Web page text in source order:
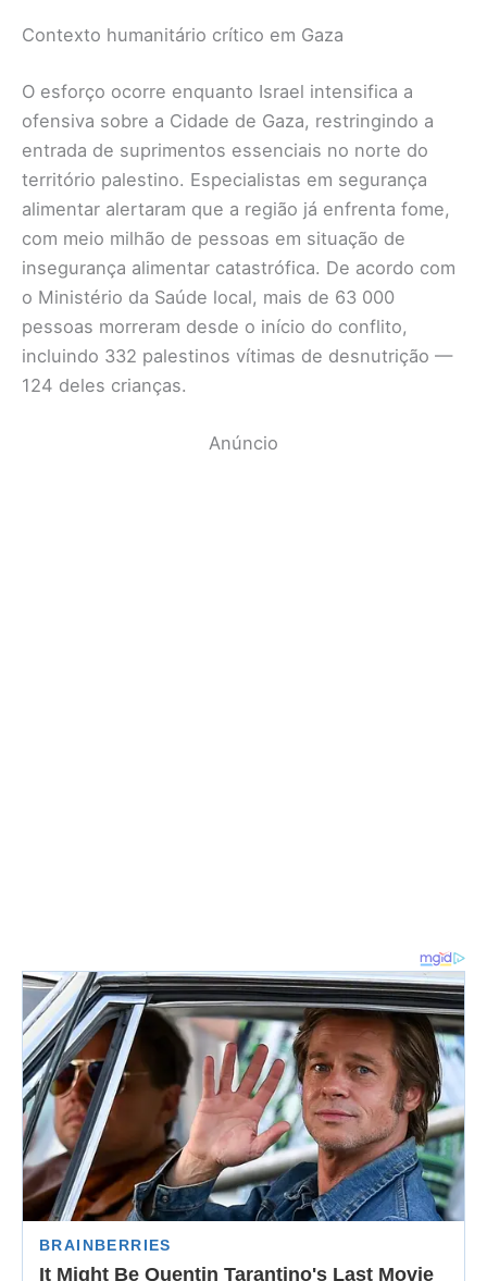
Contexto humanitário crítico em Gaza
O esforço ocorre enquanto Israel intensifica a
ofensiva sobre a Cidade de Gaza, restringindo a
entrada de suprimentos essenciais no norte do
território palestino. Especialistas em segurança
alimentar alertaram que a região já enfrenta fome,
com meio milhão de pessoas em situação de
insegurança alimentar catastrófica. De acordo com
o Ministério da Saúde local, mais de 63 000
pessoas morreram desde o início do conflito,
incluindo 332 palestinos vítimas de desnutrição —
124 deles crianças.
Anúncio